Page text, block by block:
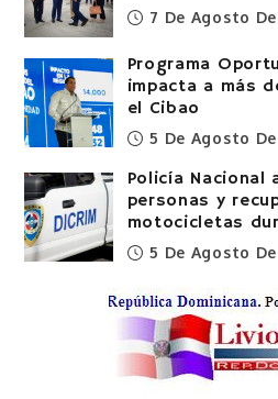
7 De Agosto
Programa
impacta a más
el Cibao
5 De Agosto
Policía Nacional
personas y
motocicletas
5 De Agosto